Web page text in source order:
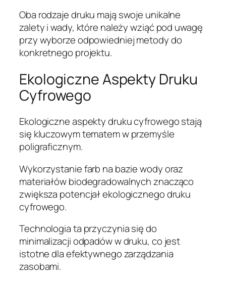
Oba rodzaje druku mają swoje unikalne
zalety i wady, które należy wziąć pod uwagę
przy wyborze odpowiedniej metody do
konkretnego projektu.
Ekologiczne Aspekty Druku
Cyfrowego
Ekologiczne aspekty druku cyfrowego stają
się kluczowym tematem w przemyśle
poligraficznym.
Wykorzystanie farb na bazie wody oraz
materiałów biodegradowalnych znacząco
zwiększa potencjał ekologicznego druku
cyfrowego.
Technologia ta przyczynia się do
minimalizacji odpadów w druku, co jest
istotne dla efektywnego zarządzania
zasobami.